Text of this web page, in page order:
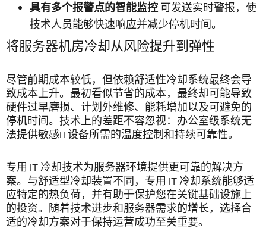
具有多个报警点的智能监控 可发送实时警报，使
技术人员能够快速响应并减少停机时间。
将服务器机房冷却从风险提升到弹性
尽管前期成本较低，但依赖舒适性冷却系统最终会导
致成本上升。最初看似节省的成本，最终却可能导致
硬件过早磨损、计划外维修、能耗增加以及可避免的
停机时间。技术上的差距不容忽视：办公室级系统无
法提供敏感IT设备所需的温度控制和持续可靠性。
专用 IT 冷却技术为服务器环境提供更可靠的解决方
案。与舒适型冷却装置不同，专用 IT 冷却系统能够适
应特定的热负荷，并有助于保护您在关键基础设施上
的投资。随着技术进步和服务器需求的增长，选择合
适的冷却方案对于保持运营成功至关重要。